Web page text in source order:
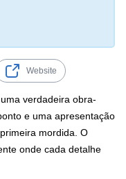
Website
verdadeira obra-
e uma apresentação
mordida. O
onde cada detalhe